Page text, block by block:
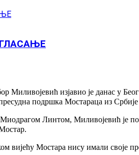
Миливојевић изјавио је данас у
подршка Мостараца из
Линтом, Миливојевић је
вијећу Мостара нису имали своје